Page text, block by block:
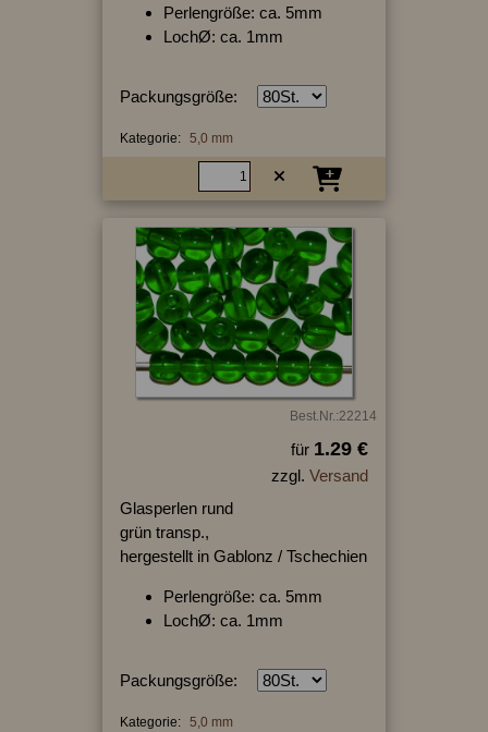
Perlengröße: ca. 5mm
LochØ: ca. 1mm
Packungsgröße:
Kategorie: 5,0 mm
Best.Nr.:22214
für 1.29 €
zzgl. Versand
Glasperlen rund
grün transp.,
hergestellt in Gablonz / Tschechien
Perlengröße: ca. 5mm
LochØ: ca. 1mm
Packungsgröße:
Kategorie: 5,0 mm